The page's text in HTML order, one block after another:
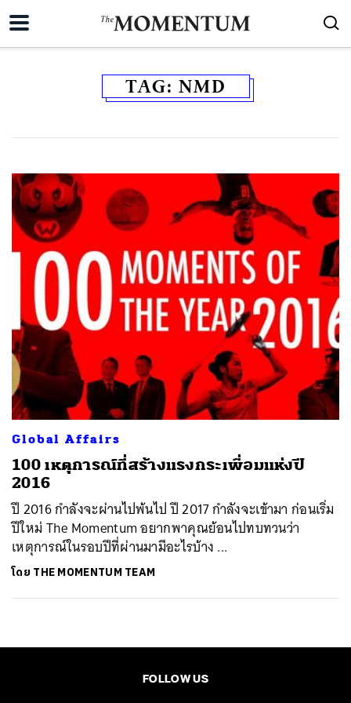
TAG: NMD
Global Affairs
100 เหตุการณ์ที่สร้างแรงกระเพื่อมแห่งปี
2016
ปี 2016 กำลังจะผ่านไปพ้นไป ปี 2017 กำลังจะเข้ามา ก่อนเริ่ม
ปีใหม่ The Momentum อยากพาคุณย้อนไปทบทวนว่า
เหตุการณ์ในรอบปีที่ผ่านมามีอะไรบ้าง ...
โดย THE MOMENTUM TEAM
FOLLOW US
ค้นหา
SHARE TWEET LINE EMAIL